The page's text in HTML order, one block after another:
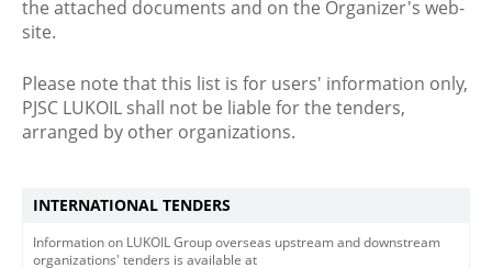
the attached documents and on the Organizer's web-
site.
Please note that this list is for users' information only,
PJSC LUKOIL shall not be liable for the tenders,
arranged by other organizations.
INTERNATIONAL TENDERS
Information on LUKOIL Group overseas upstream and downstream
organizations' tenders is available at